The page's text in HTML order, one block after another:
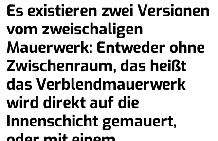
Es existieren zwei Versionen
vom zweischaligen
Mauerwerk: Entweder ohne
Zwischenraum, das heißt
das Verblendmauerwerk
wird direkt auf die
Innenschicht gemauert,